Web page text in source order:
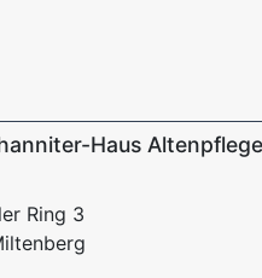
Haus
Ring 3